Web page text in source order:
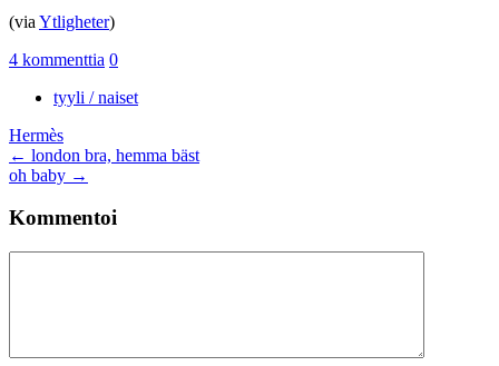
(via Ytligheter)
4 kommenttia 0
tyyli / naiset
Hermès
Artikkelien
selaus
← london bra, hemma bäst
oh baby →
Kommentoi